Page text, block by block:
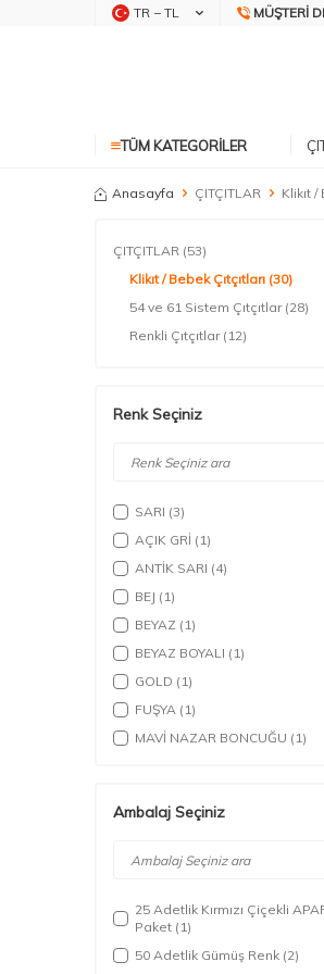
TR − TL MÜŞTERI
TÜM KATEGORILER
Anasayfa ÇITÇITLAR Klikıt /
ÇITÇITLAR (53)
Klikıt / Bebek Çıtçıtları (30)
54 ve 61 Sistem Çıtçıtlar (28)
Renkli Çıtçıtlar (12)
Renk Seçiniz
SARI (3)
AÇIK GRİ (1)
ANTİK SARI (4)
BEJ (1)
BEYAZ (1)
BEYAZ BOYALI (1)
GOLD (1)
FUŞYA (1)
MAVİ NAZAR BONCUĞU (1)
KARIŞIK METALİK RENKLİ
YEŞİL NAZAR BONCUĞU (1)
LACİVERT
MAVİ(3)
Ambalaj Seçiniz
25 Adetlik Kırmızı Çiçekli
Paket (1)
50 Adetlik Gümüş Renk (2)